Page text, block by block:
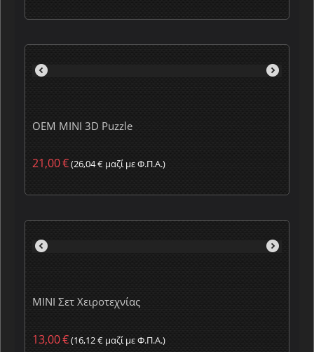
OEM MINI 3D Puzzle
21,00€(26,04€ μαζί με Φ.Π.Α.)
MINI Σετ Χειροτεχνίας
13,00€(16,12€ μαζί με Φ.Π.Α.)